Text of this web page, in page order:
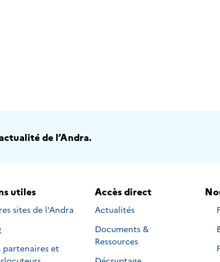
de l’Andra.
utiles
sites de l'Andra
partenaires et
Accès direct
Actualités
Documents &
Ressources